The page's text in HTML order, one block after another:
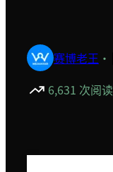
赛博老王 ·
6,631 次阅读